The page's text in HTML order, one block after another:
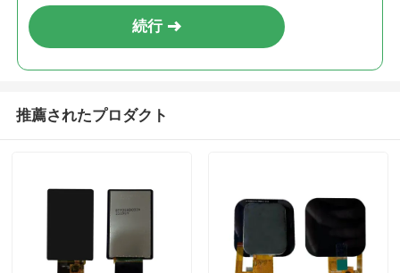
続行
推薦されたプロダクト